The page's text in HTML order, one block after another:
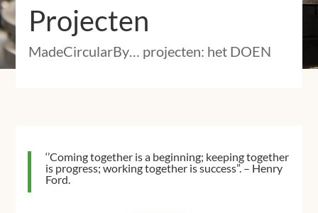
Projecten
MadeCircularBy… projecten: het DOEN
‘’Coming together is a beginning; keeping together
is progress; working together is success”. – Henry
Ford.